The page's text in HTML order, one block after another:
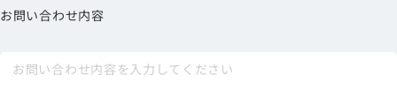
お問い合わせ内容